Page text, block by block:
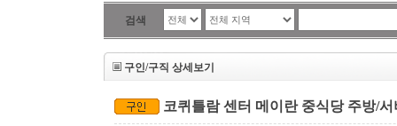
검색
구인/구직 상세보기
코퀴틀람 센터 메이란 중식당 주방/